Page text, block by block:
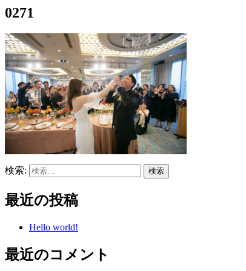
0271
検索:
最近の投稿
Hello world!
最近のコメント